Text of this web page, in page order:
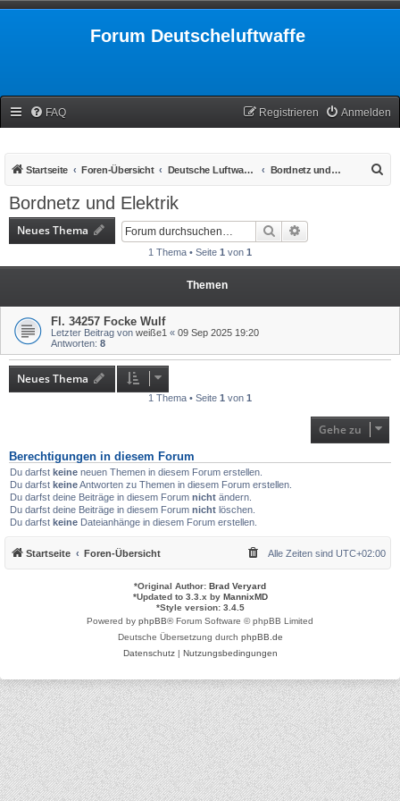
Forum Deutscheluftwaffe
FAQ Anmelden
Registrieren
Startseite Foren-Übersicht Deutsche Luftwaffe 1939-1945 Bordnetz und Elektrik
Bordnetz und Elektrik
Neues Thema Suche
1 Thema • Seite 1 von 1
Themen
Fl. 34257 Focke Wulf
Letzter Beitrag von weiße1 « 09 Sep 2025 19:20
Antworten: 8
Neues Thema
1 Thema • Seite 1 von 1
Gehe zu
Berechtigungen in diesem Forum
Du darfst keine neuen Themen in diesem Forum erstellen.
Du darfst keineAntworten zu Themen in diesem Forum erstellen.
Du darfst deine Beiträge in diesem Forum nicht ändern.
Du darfst deine Beiträge in diesem Forum nicht löschen.
Du darfst keine Dateianhänge in diesem Forum erstellen.
Startseite Foren-Übersicht Alle Zeiten sind UTC+02:00
*Original Author: Brad Veryard
*Updated to 3.3.x by MannixMD
*Style version: 3.4.5
Powered by phpBB® Forum Software © phpBB Limited
Deutsche Übersetzung durch phpBB.de
Datenschutz| Nutzungsbedingungen